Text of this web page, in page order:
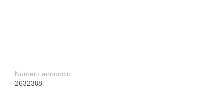
Numero annuncio
2632388